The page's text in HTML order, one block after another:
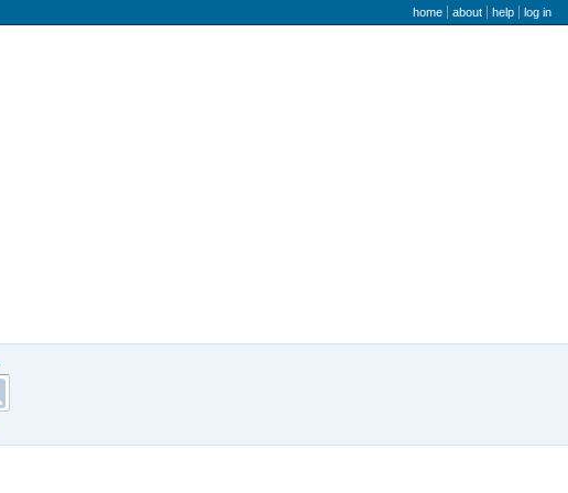
user menu
home about help log in